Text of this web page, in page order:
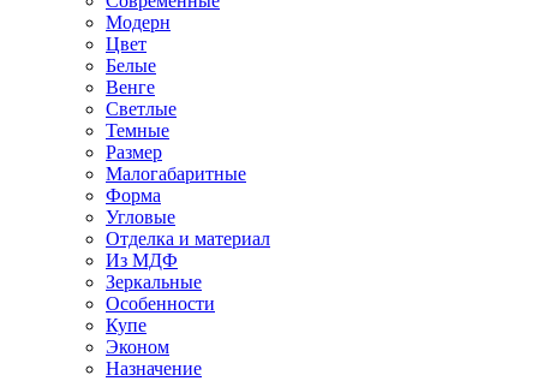
Модерн
Цвет
Белые
Венге
Светлые
Темные
Размер
Малогабаритные
Форма
Угловые
Отделка и материал
Из МДФ
Зеркальные
Особенности
Купе
Эконом
Назначение